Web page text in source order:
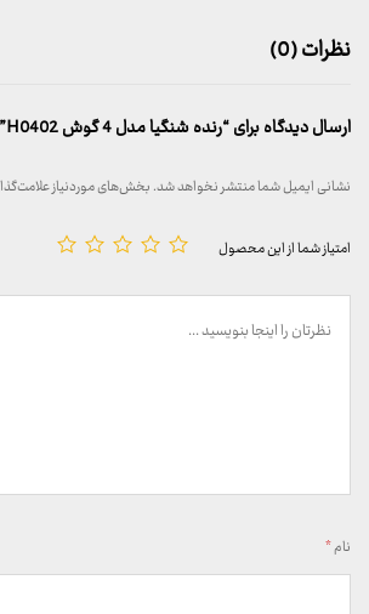
نظرات (0)
ارسال دیدگاه برای “رنده شنگیا مدل 4 گوش H0402”
نشانی ایمیل شما منتشر نخواهد شد.بخش‌های موردنیاز
امتیاز شما از این محصول
نام*